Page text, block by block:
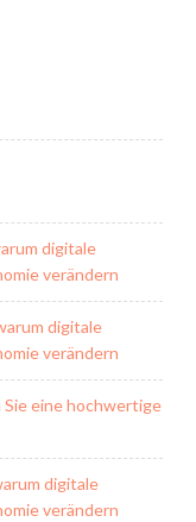
digitale
verändern
digitale
verändern
eine hochwertige
digitale
verändern